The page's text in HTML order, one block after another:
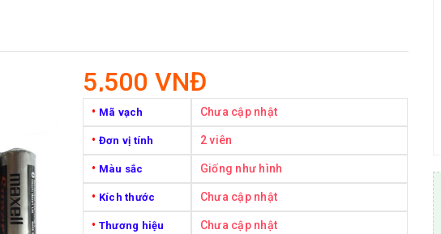
5,500 VNĐ
• Mã vạch Chưa cập nhật
• Đơn vị tính 2 viên
• Màu sắc Giống như hình
• Kích thước Chưa cập nhật
• Thương hiệu Chưa cập nhật